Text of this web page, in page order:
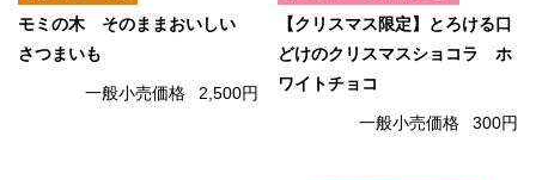
モミの木 そのままおいしい
さつまいも
一般小売価格 2,500円
【クリスマス限定】とろける口
どけのクリスマスショコラ ホ
ワイトチョコ
一般小売価格 300円